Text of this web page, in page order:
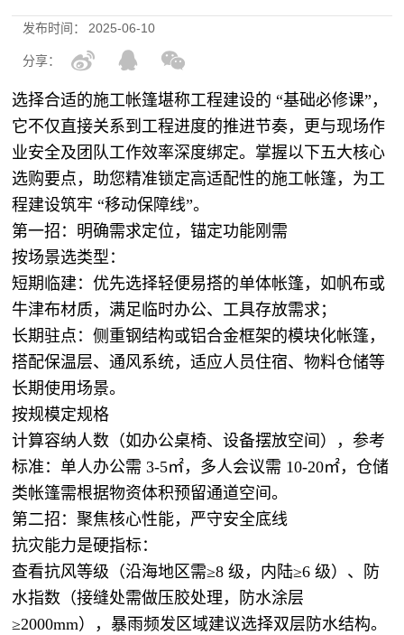
发布时间： 2025-06-10
分享：
选择合适的施工帐篷堪称工程建设的 “基础必修课”，
它不仅直接关系到工程进度的推进节奏，更与现场作
业安全及团队工作效率深度绑定。掌握以下五大核心
选购要点，助您精准锁定高适配性的施工帐篷，为工
程建设筑牢 “移动保障线”。
第一招：明确需求定位，锚定功能刚需
按场景选类型：
短期临建：优先选择轻便易搭的单体帐篷，如帆布或
牛津布材质，满足临时办公、工具存放需求；
长期驻点：侧重钢结构或铝合金框架的模块化帐篷，
搭配保温层、通风系统，适应人员住宿、物料仓储等
长期使用场景。
按规模定规格
计算容纳人数（如办公桌椅、设备摆放空间），参考
标准：单人办公需 3-5㎡，多人会议需 10-20㎡，仓储
类帐篷需根据物资体积预留通道空间。
第二招：聚焦核心性能，严守安全底线
抗灾能力是硬指标：
查看抗风等级（沿海地区需≥8 级，内陆≥6 级）、防
水指数（接缝处需做压胶处理，防水涂层
≥2000mm），暴雨频发区域建议选择双层防水结构。